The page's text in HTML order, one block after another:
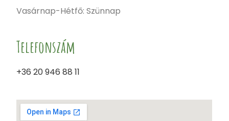
Vasárnap-Hétfő: Szünnap
Telefonszám
+36 20 946 88 11